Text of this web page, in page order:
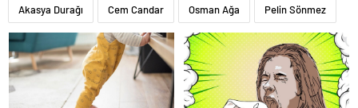
Akasya Durağı Cem Candar Osman Ağa Pelin Sönmez